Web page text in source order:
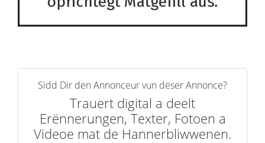
Sidd Dir den Annonceur vun dëser Annonce?
Trauert digital a deelt
Erënnerungen, Texter, Fotoen a
Videoe mat de Hannerbliwwenen.